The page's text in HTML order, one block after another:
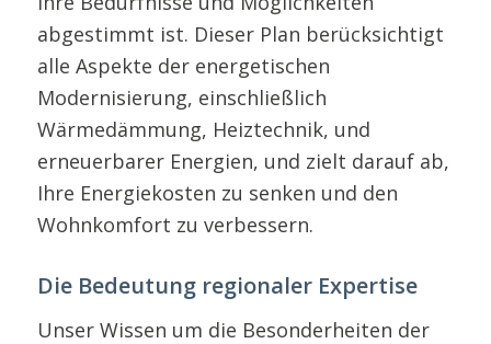
abgestimmt ist. Dieser Plan berücksichtigt
alle Aspekte der energetischen
Modernisierung, einschließlich
Wärmedämmung, Heiztechnik, und
erneuerbarer Energien, und zielt darauf ab,
Ihre Energiekosten zu senken und den
Wohnkomfort zu verbessern.
Die Bedeutung regionaler Expertise
Unser Wissen um die Besonderheiten der